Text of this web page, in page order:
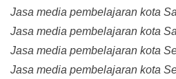
Jasa media pembelajaran kota
Jasa media pembelajaran kota
Jasa media pembelajaran kota
Jasa media pembelajaran kota